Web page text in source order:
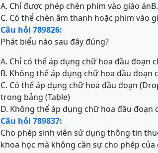
A. Chỉ được phép chèn phim vào giáo án
C. Có thể chèn âm thanh hoặc phim vào
Câu hỏi 789826:
Phát biểu nào sau đây đúng?
A. Chỉ có thể áp dụng chữ hoa đầu đoạn
B. Không thể áp dụng chữ hoa đầu
C. Có thể áp dụng chữ hoa đầu đoạn
trong bảng (Table)
D. Không thể áp dụng chữ hoa đầu
Câu hỏi 789837:
Cho phép sinh viên sử dụng thông tin
khoa học mà không cần sự cho phép của